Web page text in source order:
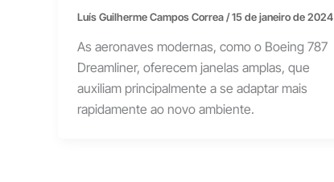
Luís Guilherme Campos Correa/15 de janeiro de 2024
As aeronaves modernas, como o Boeing 787
Dreamliner, oferecem janelas amplas, que
auxiliam principalmente a se adaptar mais
rapidamente ao novo ambiente.